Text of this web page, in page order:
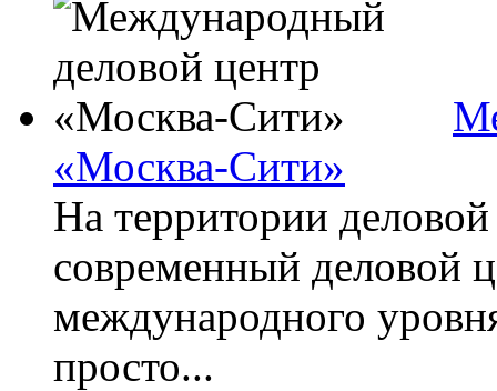
«Москва-Сити»
На территории
современный деловой
международного
просто...